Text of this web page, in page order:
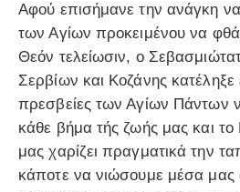
Αφού επισήμανε την ανάγκη
των Αγίων προκειμένου να
Θεόν τελείωσιν, ο
Σερβίων και Κοζάνης κατέληξε
πρεσβείες των Αγίων Πάντων
κάθε βήμα τής ζωής μας και
μας χαρίζει πραγματικά την
κάποτε να νιώσουμε μέσα μας